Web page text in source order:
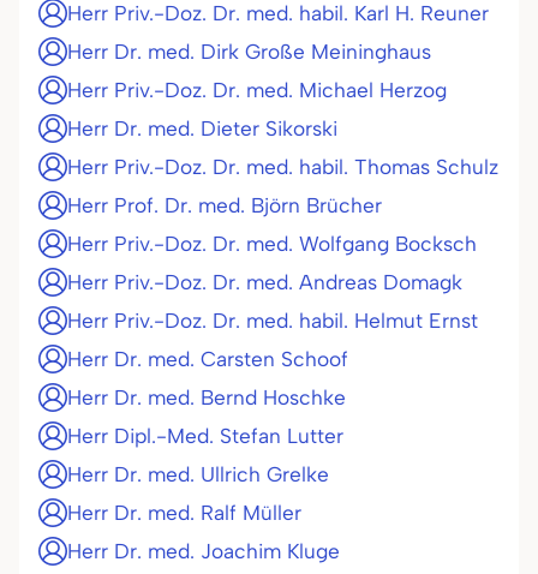
Herr Priv.-Doz. Dr. med. habil. Karl H. Reuner
Herr Dr. med. Dirk Große Meininghaus
Herr Priv.-Doz. Dr. med. Michael Herzog
Herr Dr. med. Dieter Sikorski
Herr Priv.-Doz. Dr. med. habil. Thomas Schulz
Herr Prof. Dr. med. Björn Brücher
Herr Priv.-Doz. Dr. med. Wolfgang Bocksch
Herr Priv.-Doz. Dr. med. Andreas Domagk
Herr Priv.-Doz. Dr. med. habil. Helmut Ernst
Herr Dr. med. Carsten Schoof
Herr Dr. med. Bernd Hoschke
Herr Dipl.-Med. Stefan Lutter
Herr Dr. med. Ullrich Grelke
Herr Dr. med. Ralf Müller
Herr Dr. med. Joachim Kluge